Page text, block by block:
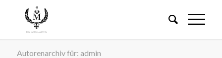
Autorenarchiv für: admin